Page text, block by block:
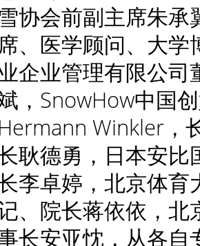
协会前副主席朱
、医学顾问、大学
企业管理有限公
，SnowHow中国
Winkler，
耿德勇，日本安
李卓婷，北京体
、院长蒋依依，
长安亚忱，从各